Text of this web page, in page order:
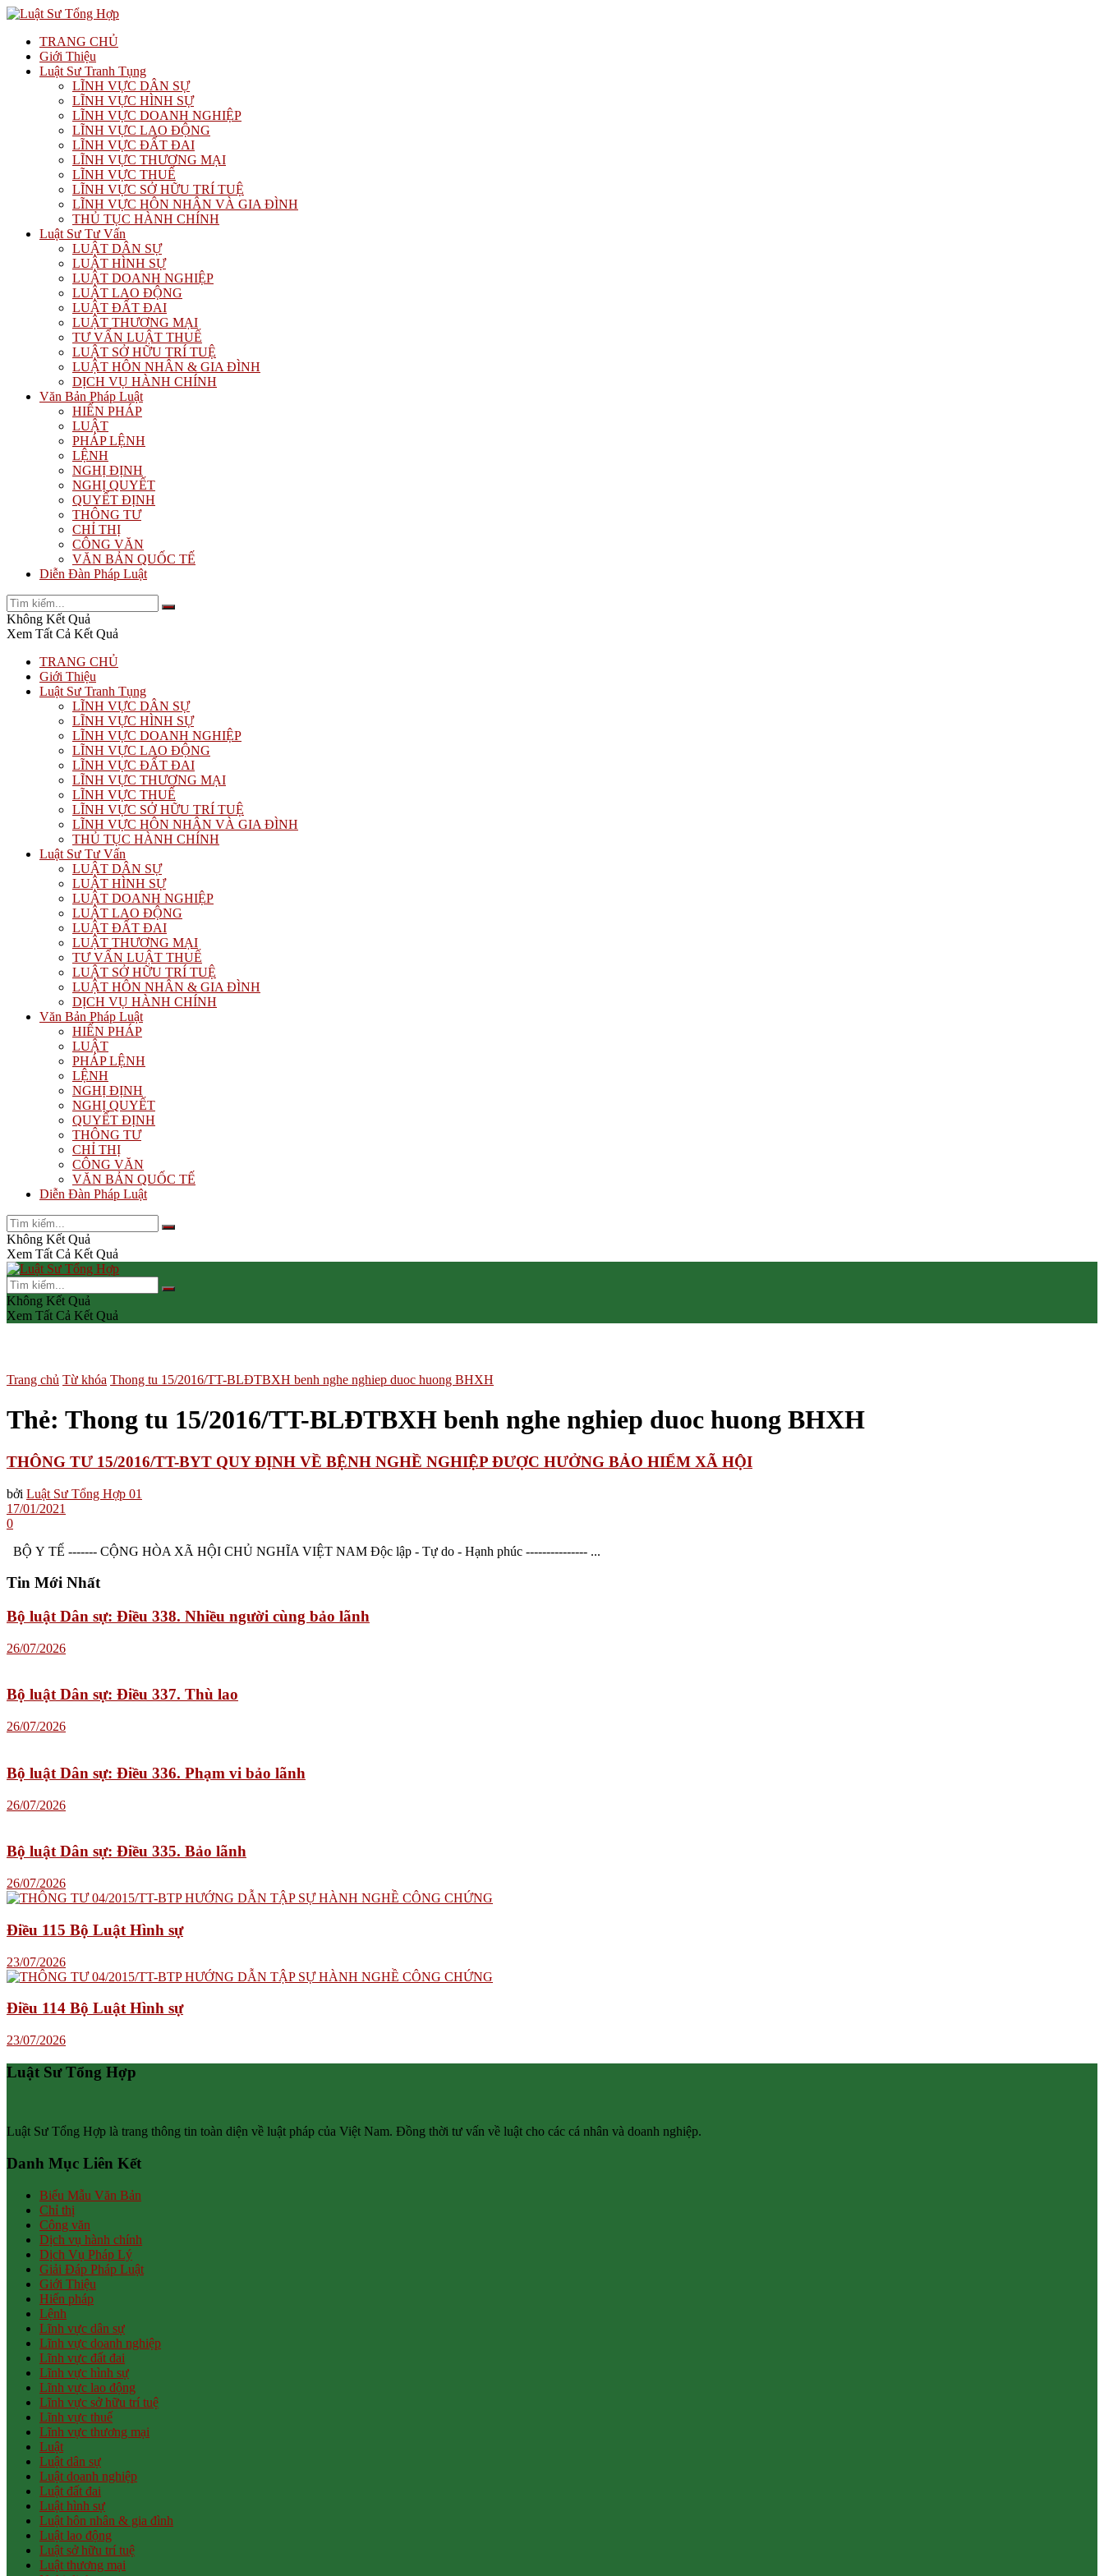
TRANG CHỦ
Giới Thiệu
Luật Sư Tranh Tụng
LĨNH VỰC DÂN SỰ
LĨNH VỰC HÌNH SỰ
LĨNH VỰC DOANH NGHIỆP
LĨNH VỰC LAO ĐỘNG
LĨNH VỰC ĐẤT ĐAI
LĨNH VỰC THƯƠNG MẠI
LĨNH VỰC THUẾ
LĨNH VỰC SỞ HỮU TRÍ TUỆ
LĨNH VỰC HÔN NHÂN VÀ GIA ĐÌNH
THỦ TỤC HÀNH CHÍNH
Luật Sư Tư Vấn
LUẬT DÂN SỰ
LUẬT HÌNH SỰ
LUẬT DOANH NGHIỆP
LUẬT LAO ĐỘNG
LUẬT ĐẤT ĐAI
LUẬT THƯƠNG MẠI
TƯ VẤN LUẬT THUẾ
LUẬT SỞ HỮU TRÍ TUỆ
LUẬT HÔN NHÂN & GIA ĐÌNH
DỊCH VỤ HÀNH CHÍNH
Văn Bản Pháp Luật
HIẾN PHÁP
LUẬT
PHÁP LỆNH
LỆNH
NGHỊ ĐỊNH
NGHỊ QUYẾT
QUYẾT ĐỊNH
THÔNG TƯ
CHỈ THỊ
CÔNG VĂN
VĂN BẢN QUỐC TẾ
Diễn Đàn Pháp Luật
Không Kết Quả
Xem Tất Cả Kết Quả
TRANG CHỦ
Giới Thiệu
Luật Sư Tranh Tụng
LĨNH VỰC DÂN SỰ
LĨNH VỰC HÌNH SỰ
LĨNH VỰC DOANH NGHIỆP
LĨNH VỰC LAO ĐỘNG
LĨNH VỰC ĐẤT ĐAI
LĨNH VỰC THƯƠNG MẠI
LĨNH VỰC THUẾ
LĨNH VỰC SỞ HỮU TRÍ TUỆ
LĨNH VỰC HÔN NHÂN VÀ GIA ĐÌNH
THỦ TỤC HÀNH CHÍNH
Luật Sư Tư Vấn
LUẬT DÂN SỰ
LUẬT HÌNH SỰ
LUẬT DOANH NGHIỆP
LUẬT LAO ĐỘNG
LUẬT ĐẤT ĐAI
LUẬT THƯƠNG MẠI
TƯ VẤN LUẬT THUẾ
LUẬT SỞ HỮU TRÍ TUỆ
LUẬT HÔN NHÂN & GIA ĐÌNH
DỊCH VỤ HÀNH CHÍNH
Văn Bản Pháp Luật
HIẾN PHÁP
LUẬT
PHÁP LỆNH
LỆNH
NGHỊ ĐỊNH
NGHỊ QUYẾT
QUYẾT ĐỊNH
THÔNG TƯ
CHỈ THỊ
CÔNG VĂN
VĂN BẢN QUỐC TẾ
Diễn Đàn Pháp Luật
Không Kết Quả
Xem Tất Cả Kết Quả
Không Kết Quả
Xem Tất Cả Kết Quả
Trang chủ Từ khóa Thong tu 15/2016/TT-BLĐTBXH benh nghe nghiep duoc huong BHXH
Thẻ: Thong tu 15/2016/TT-BLĐTBXH benh nghe nghiep duoc huong BHXH
THÔNG TƯ 15/2016/TT-BYT QUY ĐỊNH VỀ BỆNH NGHỀ NGHIỆP ĐƯỢC HƯỞNG BẢO HIỂM XÃ HỘI
bởi Luật Sư Tổng Hợp 01
17/01/2021
0
BỘ Y TẾ ------- CỘNG HÒA XÃ HỘI CHỦ NGHĨA VIỆT NAM Độc lập - Tự do - Hạnh phúc --------------- ...
Tin Mới Nhất
Bộ luật Dân sự: Điều 338. Nhiều người cùng bảo lãnh
26/07/2026
Bộ luật Dân sự: Điều 337. Thù lao
26/07/2026
Bộ luật Dân sự: Điều 336. Phạm vi bảo lãnh
26/07/2026
Bộ luật Dân sự: Điều 335. Bảo lãnh
26/07/2026
Điều 115 Bộ Luật Hình sự
23/07/2026
Điều 114 Bộ Luật Hình sự
23/07/2026
Luật Sư Tổng Hợp
Luật Sư Tổng Hợp là trang thông tin toàn diện về luật pháp của Việt Nam. Đồng thời tư vấn về luật cho các cá nhân và doanh nghiệp.
Danh Mục Liên Kết
Biểu Mẫu Văn Bản
Chỉ thị
Công văn
Dịch vụ hành chính
Dịch Vụ Pháp Lý
Giải Đáp Pháp Luật
Giới Thiệu
Hiến pháp
Lệnh
Lĩnh vực dân sự
Lĩnh vực doanh nghiệp
Lĩnh vực đất đai
Lĩnh vực hình sự
Lĩnh vực lao động
Lĩnh vực sở hữu trí tuệ
Lĩnh vực thuế
Lĩnh vực thương mại
Luật
Luật dân sự
Luật doanh nghiệp
Luật đất đai
Luật hình sự
Luật hôn nhân & gia đình
Luật lao động
Luật sở hữu trí tuệ
Luật thương mại